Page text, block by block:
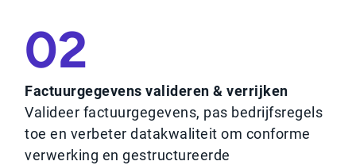
02
Factuurgegevens valideren & verrijken
Valideer factuurgegevens, pas bedrijfsregels
toe en verbeter datakwaliteit om conforme
verwerking en gestructureerde